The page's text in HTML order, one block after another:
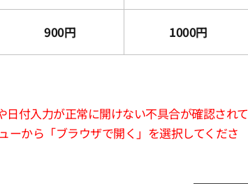
900円 1000円
付入力が正常に開けない不具合が確認されて
ーから「ブラウザで開く」を選択してくださ